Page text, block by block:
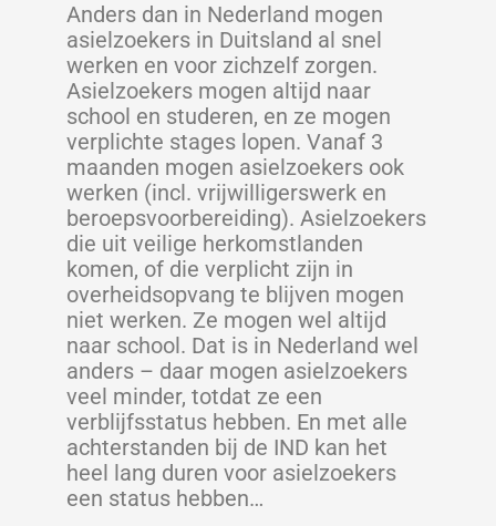
Anders dan in Nederland mogen
asielzoekers in Duitsland al snel
werken en voor zichzelf zorgen.
Asielzoekers mogen altijd naar
school en studeren, en ze mogen
verplichte stages lopen. Vanaf 3
maanden mogen asielzoekers ook
werken (incl. vrijwilligerswerk en
beroepsvoorbereiding). Asielzoekers
die uit veilige herkomstlanden
komen, of die verplicht zijn in
overheidsopvang te blijven mogen
niet werken. Ze mogen wel altijd
naar school. Dat is in Nederland wel
anders – daar mogen asielzoekers
veel minder, totdat ze een
verblijfsstatus hebben. En met alle
achterstanden bij de IND kan het
heel lang duren voor asielzoekers
een status hebben…